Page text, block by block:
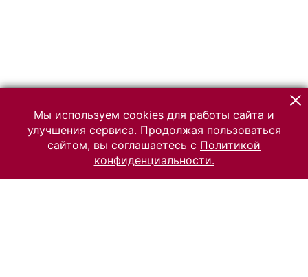
Мы используем cookies для работы сайта и
улучшения сервиса. Продолжая пользоваться
сайтом, вы соглашаетесь с Политикой
конфиденциальности.